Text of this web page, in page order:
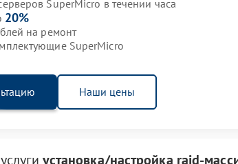
SuperMicro в течении часа
20%
на ремонт
SuperMicro
Наши цены
установка/настройка raid-